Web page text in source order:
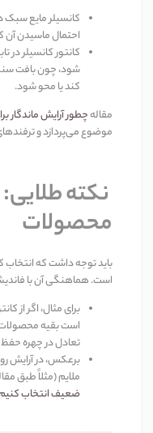
کانسیلر مایع سبک
احتمال ماسیدن آن
کانتور کانسیلر در
شود، چون بافت
کند یا محو شود.
مقالهچطور آرایش ماندگار
موضوع می‌پردازد و
نکته
محصولات
باید توجه داشت که انتخاب
است. هماهنگی آن با
برای مثال، اگر از
است بقیه محصولات
تعادل در چهره
برعکس، در آرایش
ملایم (مثلاً طبق
ضعیف انتخاب